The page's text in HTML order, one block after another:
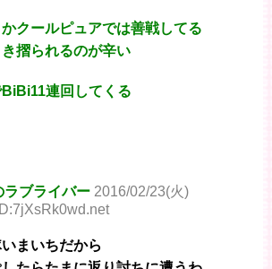
クールピュアでは善戦してる
摺られるのが辛い
連回してくる
ラブライバー 2016/02/23(火)
まいちだから